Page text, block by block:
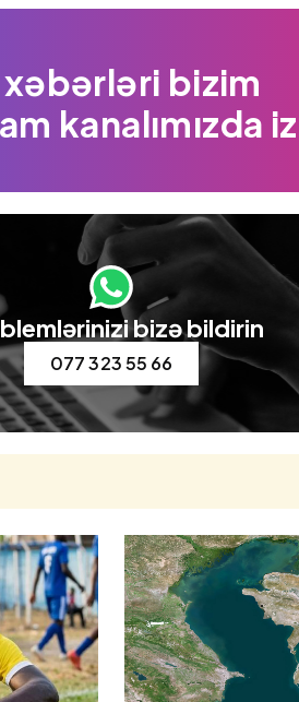
bizim
kanalımızda
bizə bildirin
077 323 55 66